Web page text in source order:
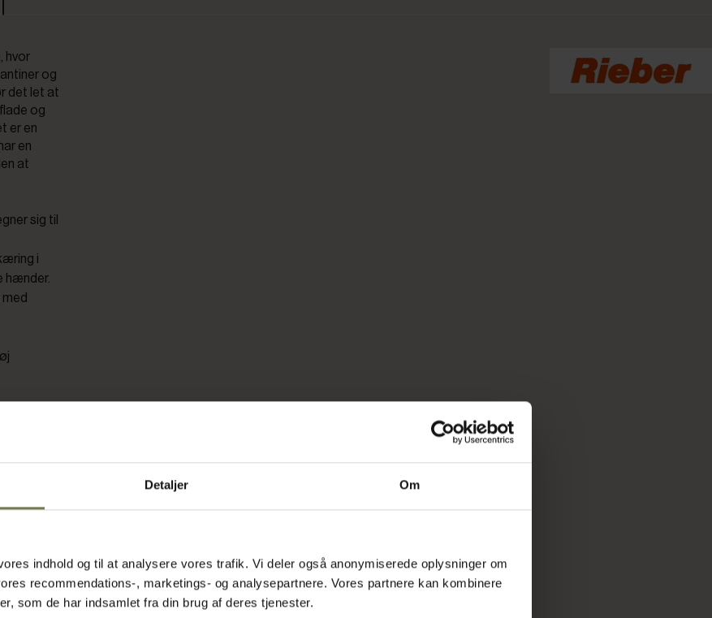
Detaljer Om
indhold og til at analysere vores trafik. Vi deler også anonymiserede oplysninger om
recommendations-, marketings- og analysepartnere. Vores partnere kan kombinere
som de har indsamlet fra din brug af deres tjenester.
hvor
og
det let at
og
er en
en
at
sig til
i
hænder.
der
i
den flade
på